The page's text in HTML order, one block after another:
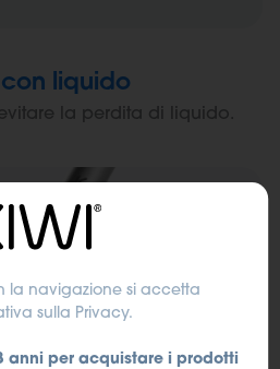
con liquido
la perdita di liquido.
la navigazione si accetta
sulla Privacy.
anni per acquistare i prodotti